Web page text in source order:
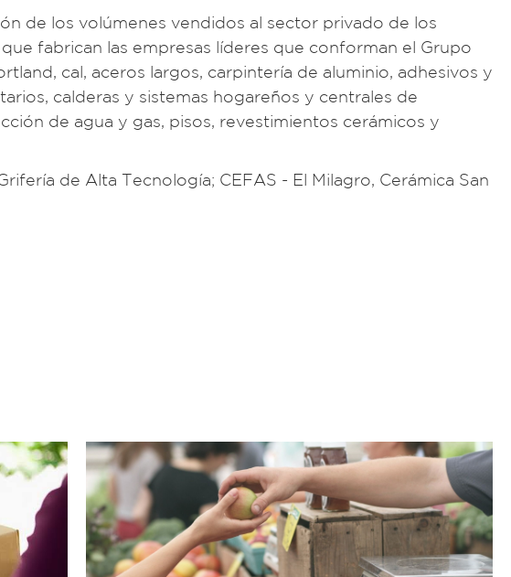
de los volúmenes vendidos al sector privado de los
fabrican las empresas líderes que conforman el Grupo
cal, aceros largos, carpintería de aluminio, adhesivos y
calderas y sistemas hogareños y centrales de
de agua y gas, pisos, revestimientos cerámicos y
de Alta Tecnología; CEFAS - El Milagro, Cerámica San